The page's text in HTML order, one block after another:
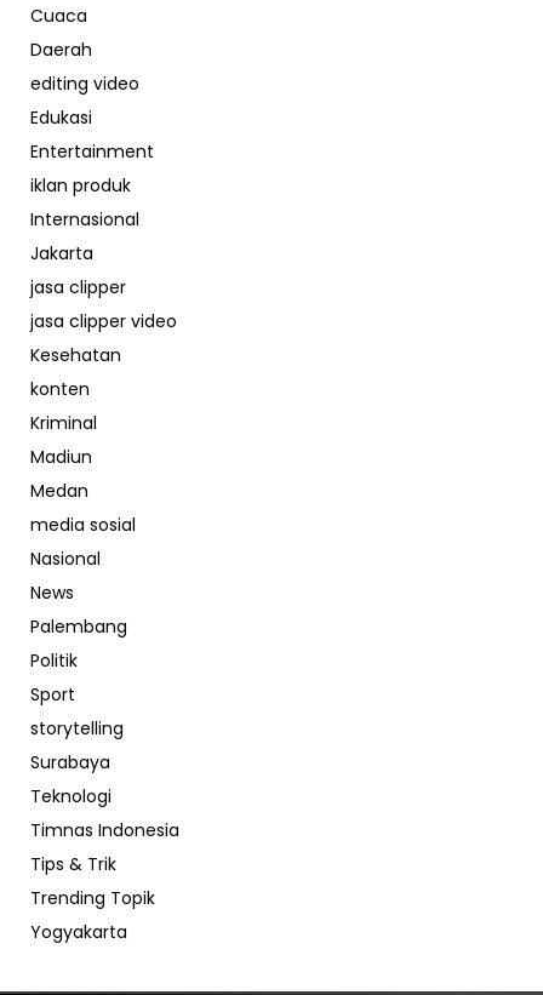
Cuaca
Daerah
editing video
Edukasi
Entertainment
iklan produk
Internasional
Jakarta
jasa clipper
jasa clipper video
Kesehatan
konten
Kriminal
Madiun
Medan
media sosial
Nasional
News
Palembang
Politik
Sport
storytelling
Surabaya
Teknologi
Timnas Indonesia
Tips & Trik
Trending Topik
Yogyakarta